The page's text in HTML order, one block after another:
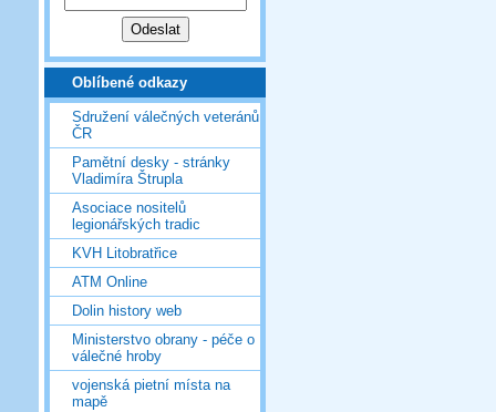
Oblíbené odkazy
Sdružení válečných veteránů
ČR
Pamětní desky - stránky
Vladimíra Štrupla
Asociace nositelů
legionářských tradic
KVH Litobratřice
ATM Online
Dolin history web
Ministerstvo obrany - péče o
válečné hroby
vojenská pietní místa na
mapě